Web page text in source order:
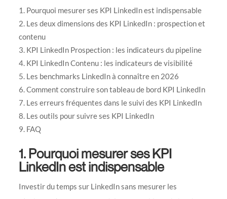
Pourquoi mesurer ses KPI LinkedIn est indispensable
Les deux dimensions des KPI LinkedIn : prospection et
contenu
KPI LinkedIn Prospection : les indicateurs du pipeline
KPI LinkedIn Contenu : les indicateurs de visibilité
Les benchmarks LinkedIn à connaître en 2026
Comment construire son tableau de bord KPI LinkedIn
Les erreurs fréquentes dans le suivi des KPI LinkedIn
Les outils pour suivre ses KPI LinkedIn
FAQ
1. Pourquoi mesurer ses KPI
LinkedIn est indispensable
Investir du temps sur LinkedIn sans mesurer les